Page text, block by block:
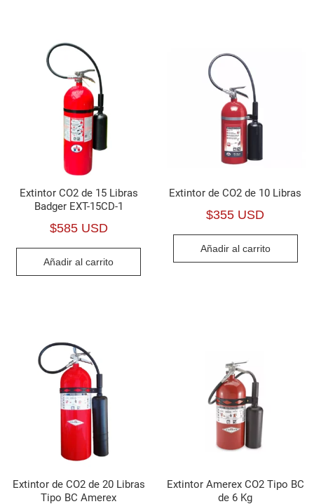
Extintor CO2 de 15 Libras
Badger EXT-15CD-1
$585 USD
Añadir al carrito
Extintor de CO2 de 10 Libras
$355 USD
Añadir al carrito
Extintor de CO2 de 20 Libras
Tipo BC Amerex
Extintor Amerex CO2 Tipo BC
de 6 Kg